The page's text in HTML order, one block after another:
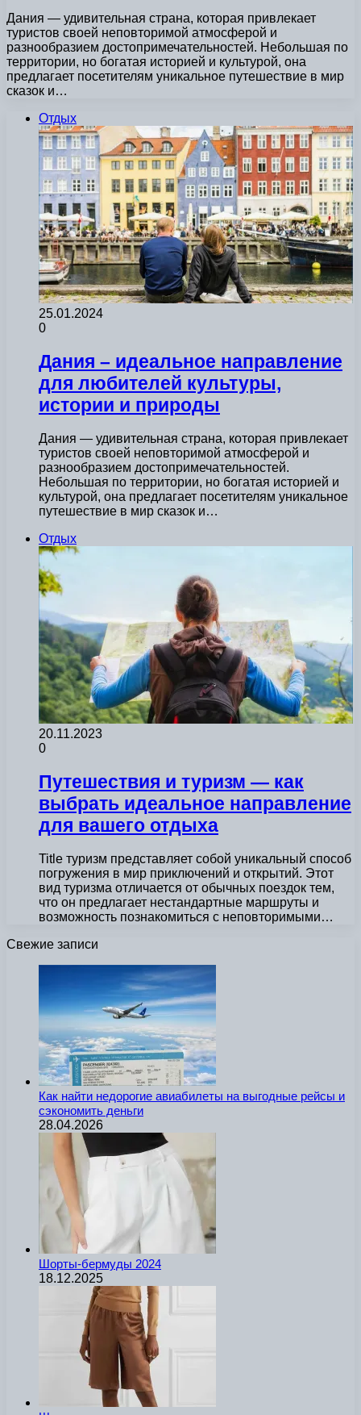
Дания — удивительная страна, которая привлекает
туристов своей неповторимой атмосферой и
разнообразием достопримечательностей. Небольшая по
территории, но богатая историей и культурой, она
предлагает посетителям уникальное путешествие в мир
сказок и…
Отдых
25.01.2024
0
Дания – идеальное направление
для любителей культуры,
истории и природы
Дания — удивительная страна, которая привлекает
туристов своей неповторимой атмосферой и
разнообразием достопримечательностей.
Небольшая по территории, но богатая историей и
культурой, она предлагает посетителям уникальное
путешествие в мир сказок и…
Отдых
20.11.2023
0
Путешествия и туризм — как
выбрать идеальное направление
для вашего отдыха
Title туризм представляет собой уникальный способ
погружения в мир приключений и открытий. Этот
вид туризма отличается от обычных поездок тем,
что он предлагает нестандартные маршруты и
возможность познакомиться с неповторимыми…
Свежие записи
Как найти недорогие авиабилеты на выгодные рейсы и
сэкономить деньги
28.04.2026
Шорты-бермуды 2024
18.12.2025